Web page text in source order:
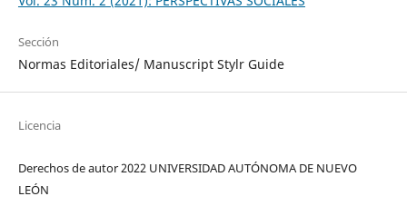
Sección
Normas Editoriales/ Manuscript Stylr Guide
Licencia
Derechos de autor 2022 UNIVERSIDAD AUTÓNOMA DE NUEVO
LEÓN